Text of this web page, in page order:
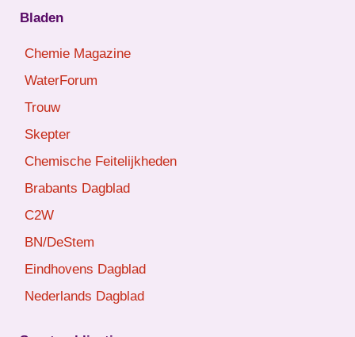
Bladen
Chemie Magazine
WaterForum
Trouw
Skepter
Chemische Feitelijkheden
Brabants Dagblad
C2W
BN/DeStem
Eindhovens Dagblad
Nederlands Dagblad